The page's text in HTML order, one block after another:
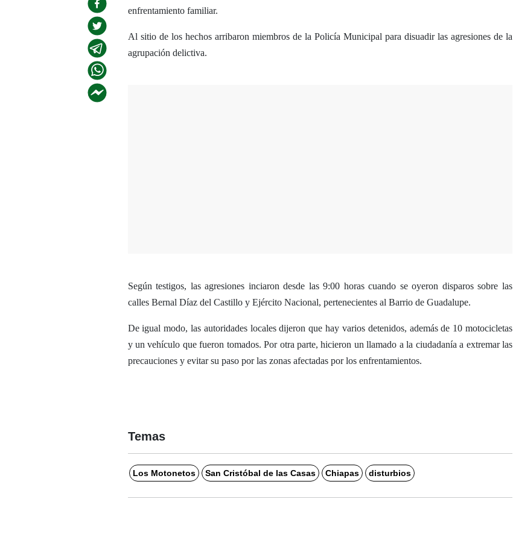
enfrentamiento familiar.
Al sitio de los hechos arribaron miembros de la Policía Municipal para disuadir las agresiones de la
agrupación delictiva.
Según testigos, las agresiones inciaron desde las 9:00 horas cuando se oyeron disparos sobre las
calles Bernal Díaz del Castillo y Ejército Nacional, pertenecientes al Barrio de Guadalupe.
De igual modo, las autoridades locales dijeron que hay varios detenidos, además de 10 motocicletas
y un vehículo que fueron tomados. Por otra parte, hicieron un llamado a la ciudadanía a extremar las
precauciones y evitar su paso por las zonas afectadas por los enfrentamientos.
Temas
Los Motonetos San Cristóbal de las Casas Chiapas disturbios